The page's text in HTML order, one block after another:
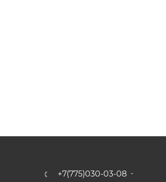
+7(775)030-03-08